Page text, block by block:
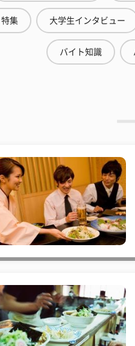
特集 大学生インタビュー
バイト知識